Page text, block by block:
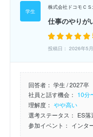
株式会社ドコモＣ
仕事のやりが
投稿日： 2026年5
回答者： 学生 / 2027卒
社員と話す機会： 10分
理解度： やや高い
選考ステータス： ES落
参加イベント： インタ